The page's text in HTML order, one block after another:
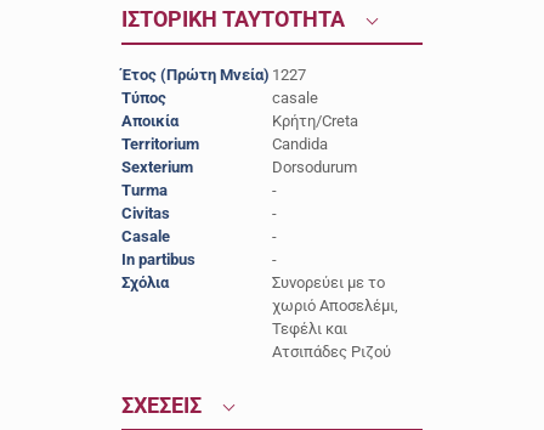
ΙΣΤΟΡΙΚΗ ΤΑΥΤΟΤΗΤΑ
Έτος (Πρώτη Μνεία) 1227
Τύπος
casale
Αποικία
Κρήτη/Creta
Territorium
Candida
Sexterium
Dorsodurum
Turma
-
Civitas
-
Casale
-
In partibus
-
Σχόλια
Συνορεύει με το
χωριό Αποσελέμι,
Τεφέλι και
Ατσιπάδες Ριζού
ΣΧΕΣΕΙΣ